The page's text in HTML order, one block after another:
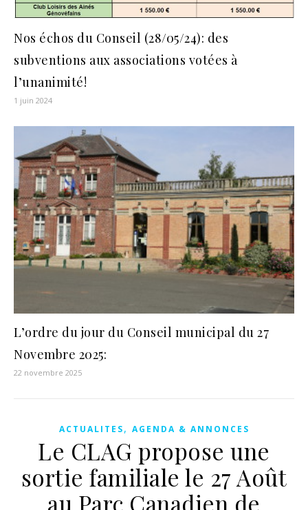
Nos échos du Conseil (28/05/24): des
subventions aux associations votées à
l’unanimité!
1 juin 2024
L’ordre du jour du Conseil municipal du 27
Novembre 2025:
22 novembre 2025
ACTUALITES, AGENDA & ANNONCES
Le CLAG propose une
sortie familiale le 27 Août
au Parc Canadien de